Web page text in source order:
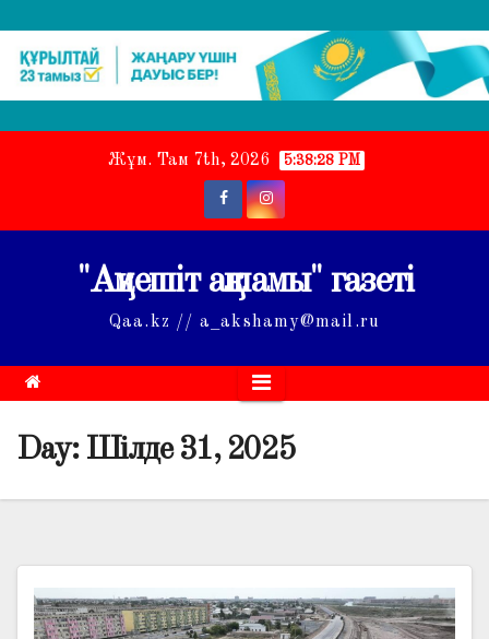
Жұм. Там 7th, 2026 5:38:29 PM
"Ақмешіт ақшамы" газеті
Qaa.kz // a_akshamy@mail.ru
Day: Шілде 31, 2025